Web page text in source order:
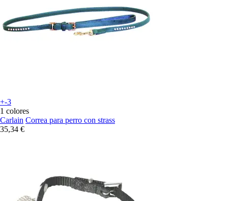
+-3
1 colores
Carlain Correa para perro con strass
35,34 €